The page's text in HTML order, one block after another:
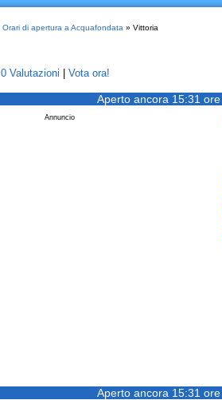
Orari di apertura a Acquafondata » Vittoria
0 Valutazioni Vota ora!
Aperto ancora 15:31 ore
Annuncio
Aperto ancora 15:31 ore